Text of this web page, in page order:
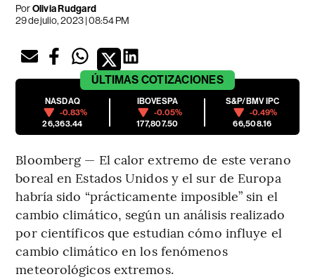
PorOlivia Rudgard
29 de julio, 2023 | 08:54 PM
ÚLTIMAS COTIZACIONES
NASDAQ
-0.83%
26,363.44
IBOVESPA
-0.05%
177,807.50
S&P/BMV IPC
-0.49%
66,508.16
Bloomberg — El calor extremo de este verano
boreal en Estados Unidos y el sur de Europa
habría sido “prácticamente imposible” sin el
cambio climático, según un análisis realizado
por científicos que estudian cómo influye el
cambio climático en los fenómenos
meteorológicos extremos.